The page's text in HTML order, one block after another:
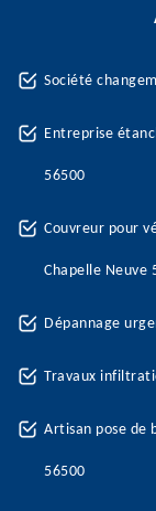
Société
Entreprise
56500
Couvreur pour
Chapelle Neuve
Dépannage
Travaux
Artisan pose de
56500